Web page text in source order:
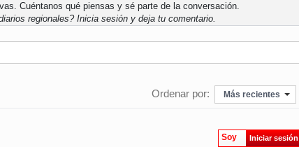
Cuéntanos qué piensas y sé parte de la conversación.
regionales? Inicia sesión y deja tu comentario.
Ordenar por: Más recientes
Soy Iniciar sesión